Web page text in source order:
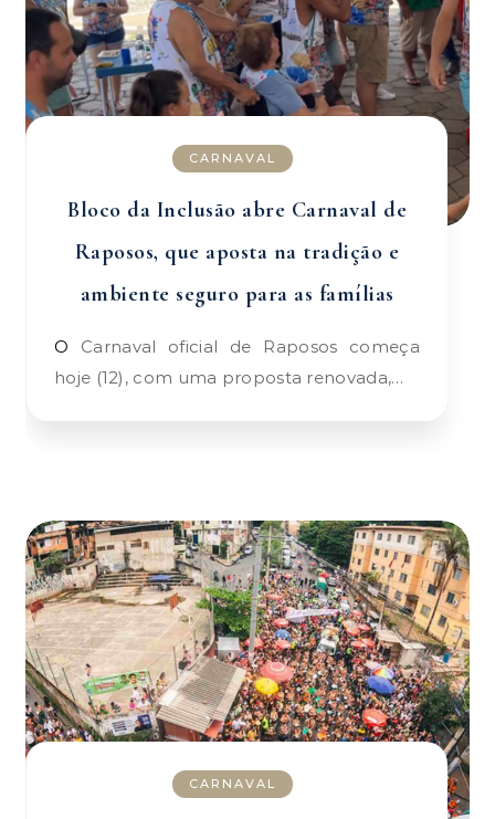
CARNAVAL
Bloco da Inclusão abre Carnaval de
Raposos, que aposta na tradição e
ambiente seguro para as famílias
O Carnaval oficial de Raposos começa
hoje (12), com uma proposta renovada,…
CARNAVAL